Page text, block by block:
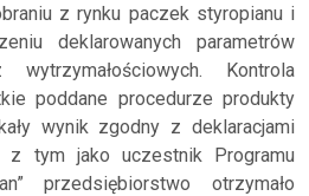
z rynku paczek styropianu i
deklarowanych parametrów
wytrzymałościowych. Kontrola
poddane procedurze produkty
wynik zgodny z deklaracjami
z tym jako uczestnik Programu
przedsiębiorstwo otrzymało